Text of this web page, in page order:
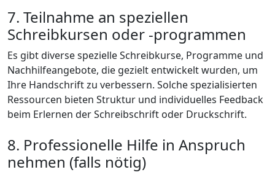
7. Teilnahme an speziellen
Schreibkursen oder -programmen
Es gibt diverse spezielle Schreibkurse, Programme und
Nachhilfeangebote, die gezielt entwickelt wurden, um
Ihre Handschrift zu verbessern. Solche spezialisierten
Ressourcen bieten Struktur und individuelles Feedback
beim Erlernen der Schreibschrift oder Druckschrift.
8. Professionelle Hilfe in Anspruch
nehmen (falls nötig)